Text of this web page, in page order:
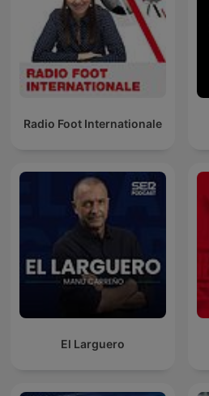
Radio Foot Internationale
El Larguero